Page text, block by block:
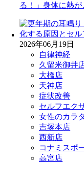
る！」身体に熱
2026年06月19日
自律神経
久留米御井
大橋店
天神店
症状改善
セルフエク
女性のカラ
吉塚本店
西新店
コナミスポ
高宮店